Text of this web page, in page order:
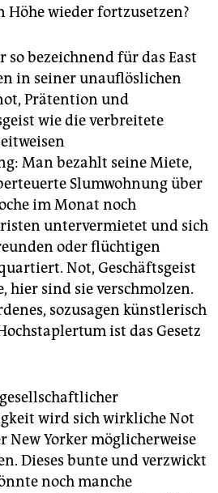
wieder fortzusetzen?
bezeichnend für das East
in seiner unauflöslichen
Prätention und
wie die verbreitete
Man bezahlt seine Miete,
Slumwohnung über
im Monat noch
untervermietet und sich
oder flüchtigen
Not, Geschäftsgeist
hier sind sie verschmolzen.
sozusagen künstlerisch
ist das Gesetz
wird sich wirkliche Not
New Yorker möglicherweise
Dieses bunte und verzwickt
noch manche